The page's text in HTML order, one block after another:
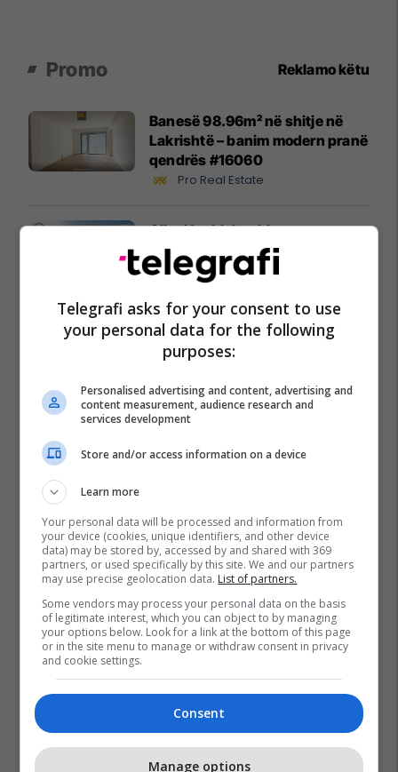
Promo Reklamo këtu
Banesë 98.96m² në shitje në
Lakrishtë – banim modern pranë
qendrës #16060
Pro Real Estate
Alba Health bashkon
profesionistët e kujdesit në një
rrjet të përbashkët në Zvicër
Nga UBT në skenën botërore të
robotikës: Kosova drejt Koresë
UBT
Plan B Creative rrit ndikimin e
Telegrafi asks for your consent to use
your personal data for the following
purposes:
Personalised advertising and content, advertising and
content measurement, audience research and
services development
Store and/or access information on a device
Learn more
Your personal data will be processed and information from
your device (cookies, unique identifiers, and other device
data) may be stored by, accessed by and shared with 369
partners, or used specifically by this site. We and our partners
may use precise geolocation data. List of partners.
Some vendors may process your personal data on the basis
of legitimate interest, which you can object to by managing
your options below. Look for a link at the bottom of this page
or in the site menu to manage or withdraw consent in privacy
and cookie settings.
Consent
Manage options